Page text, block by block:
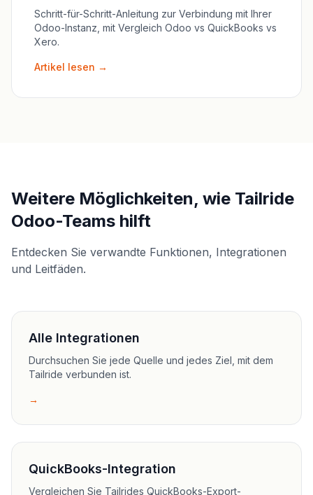
Schritt-für-Schritt-Anleitung zur Verbindung mit Ihrer
Odoo-Instanz, mit Vergleich Odoo vs QuickBooks vs
Xero.
Artikel lesen →
Weitere Möglichkeiten, wie Tailride
Odoo-Teams hilft
Entdecken Sie verwandte Funktionen, Integrationen
und Leitfäden.
Alle Integrationen
Durchsuchen Sie jede Quelle und jedes Ziel, mit dem
Tailride verbunden ist.
→
QuickBooks-Integration
Vergleichen Sie Tailrides QuickBooks-Export-